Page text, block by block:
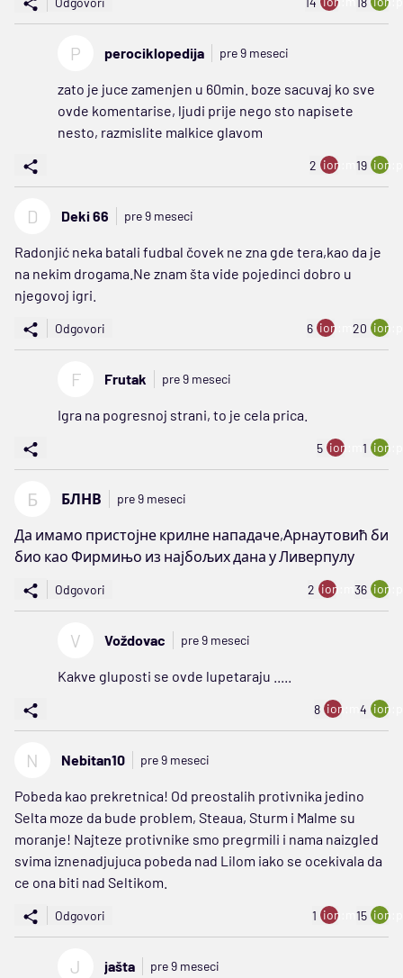
P perociklopedija pre 9 meseci
zato je juce zamenjen u 60min. boze sacuvaj ko sve
ovde komentarise, ljudi prije nego sto napisete
nesto, razmislite malkice glavom
2 ion:minus
19
D Deki 66 pre 9 meseci
Radonjić neka batali fudbal čovek ne zna gde tera,kao da je
na nekim drogama.Ne znam šta vide pojedinci dobro u
njegovoj igri.
Odgovori 6 ion:minus
20
F Frutak pre 9 meseci
Igra na pogresnoj strani, to je cela prica.
5 ion:minus
1
Б БЛНВ pre 9 meseci
Да имамо пристојне крилне нападаче,Арнаутовић би
био као Фирмињо из најбољих дана у Ливерпулу
Odgovori 2 ion:minus
36
V Voždovac pre 9 meseci
Kakve gluposti se ovde lupetaraju .....
8 ion:minus
4
N Nebitan10 pre 9 meseci
Pobeda kao prekretnica! Od preostalih protivnika jedino
Selta moze da bude problem, Steaua, Sturm i Malme su
moranje! Najteze protivnike smo pregrmili i nama naizgled
svima iznenadjujuca pobeda nad Lilom iako se ocekivala da
ce ona biti nad Seltikom.
Odgovori 1 ion:minus
15
J jašta pre 9 meseci